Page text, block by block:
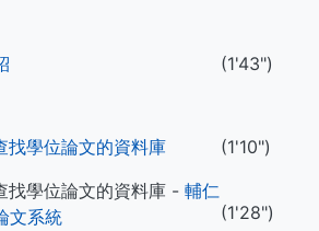
(1'43")
找學位論文的資料庫
(1'10")
學位論文的資料庫 - 輔仁
文系統
(1'28")